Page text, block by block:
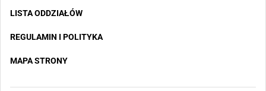
LISTA ODDZIAŁÓW
REGULAMIN I POLITYKA
MAPA STRONY